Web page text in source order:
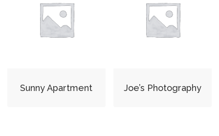
Sunny Apartment Joe’s Photography